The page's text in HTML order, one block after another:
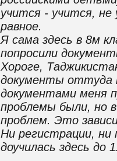
учится - учится, не
равное.
Я сама здесь в 8м
попросили
Хороге,
документы оттуда
документами меня
проблемы были, но
проблем. Это
Ни регистрации, ни
доучилась здесь до